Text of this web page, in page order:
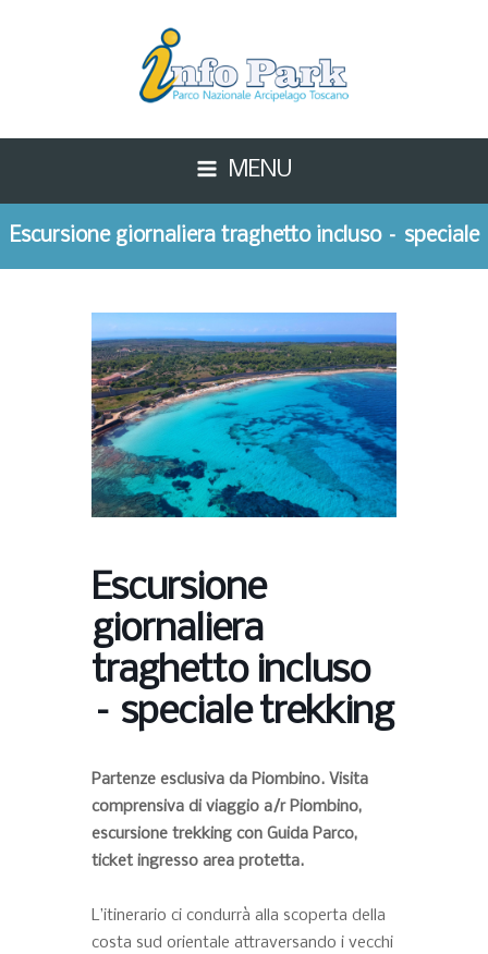
MENU
Escursione giornaliera traghetto incluso – speciale
Escursione
giornaliera
traghetto incluso
– speciale trekking
Partenze esclusiva da Piombino. Visita
comprensiva di viaggio a/r Piombino,
escursione trekking con Guida Parco,
ticket ingresso area protetta.
L’itinerario ci condurrà alla scoperta della
costa sud orientale attraversando i vecchi